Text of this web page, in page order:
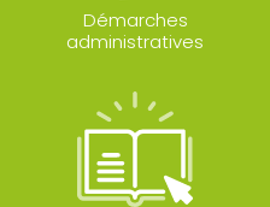
Démarches
administratives